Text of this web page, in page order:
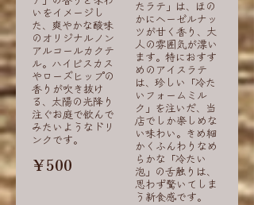
いをイメージし
た、爽やかな酸味
のオリジナルノン
アルコールカクテ
ル。ハイビスカス
やローズヒップの
香りが吹き抜け
る、太陽の光降り
注ぐお庭で飲んで
みたいようなドリ
ンクです。
￥500
たラテ」は、ほの
かにヘーゼルナッ
ツが甘く香り、大
人の雰囲気が漂い
ます。特におすす
めのアイスラテ
は、珍しい「冷た
いフォームミル
ク」を注いだ、当
店でしか楽しめな
い味わい。きめ細
かくふんわりなめ
らかな「冷たい
泡」の舌触りは、
思わず驚いてしま
う新食感です。